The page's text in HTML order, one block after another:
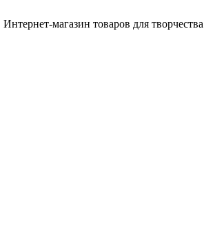
Интернет-магазин товаров для творчества